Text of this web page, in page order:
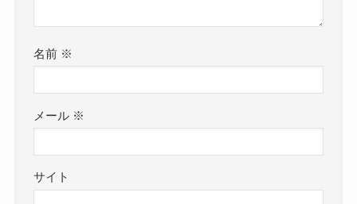
名前 ※
メール ※
サイト